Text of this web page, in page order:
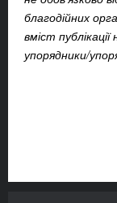
благодійних
вміст
упорядники/